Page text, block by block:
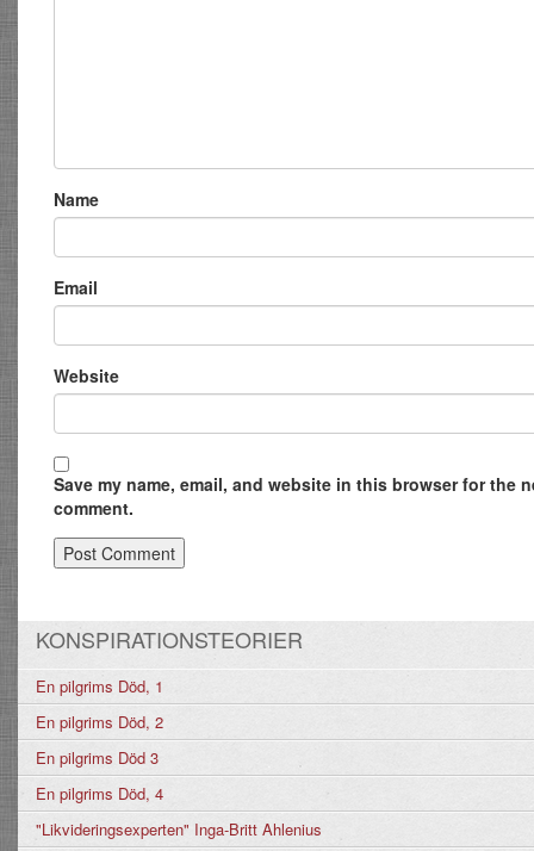
Name
Email
Website
Save my name, email, and website in this browser for the
comment.
KONSPIRATIONSTEORIER
En pilgrims Död, 1
En pilgrims Död, 2
En pilgrims Död 3
En pilgrims Död, 4
"Likvideringsexperten" Inga-Britt Ahlenius